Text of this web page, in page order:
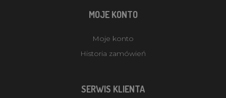
MOJE KONTO
Moje konto
Historia zamówień
SERWIS KLIENTA